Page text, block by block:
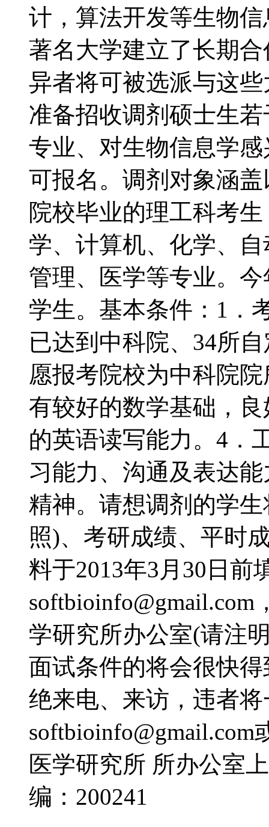
计，算法开发等生物
著名大学建立了长期
异者将可被选派与这
准备招收调剂硕士生
专业、对生物信息学
可报名。调剂对象涵
院校毕业的理工科考
学、计算机、化学、
管理、医学等专业。
学生。基本条件：1．
已达到中科院、34所
愿报考院校为中科院
有较好的数学基础，
的英语读写能力。4．
习能力、沟通及表达
精神。请想调剂的学
照)、考研成绩、平时
料于2013年3月30日前
学研究所办公室(请注
面试条件的将会很快
绝来电、来访，违者
医学研究所 所办公室
编：200241